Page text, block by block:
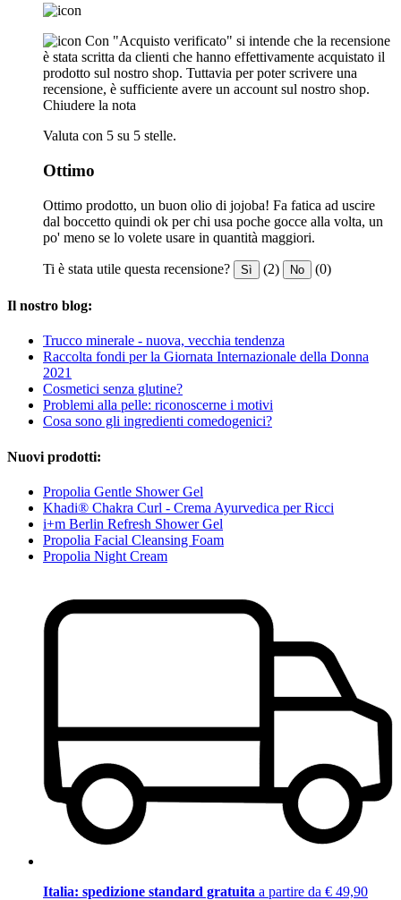
Con "Acquisto verificato" si intende che la recensione
è stata scritta da clienti che hanno effettivamente acquistato il
prodotto sul nostro shop. Tuttavia per poter scrivere una
recensione, è sufficiente avere un account sul nostro shop.
Chiudere la nota
Valuta con 5 su 5 stelle.
Ottimo
Ottimo prodotto, un buon olio di jojoba! Fa fatica ad uscire
dal boccetto quindi ok per chi usa poche gocce alla volta, un
po' meno se lo volete usare in quantità maggiori.
Ti è stata utile questa recensione? Sì (2) No (0)
Il nostro blog:
Trucco minerale - nuova, vecchia tendenza
Raccolta fondi per la Giornata Internazionale della Donna
2021
Cosmetici senza glutine?
Problemi alla pelle: riconoscerne i motivi
Cosa sono gli ingredienti comedogenici?
Nuovi prodotti:
Propolia Gentle Shower Gel
Khadi® Chakra Curl - Crema Ayurvedica per Ricci
i+m Berlin Refresh Shower Gel
Propolia Facial Cleansing Foam
Propolia Night Cream
Italia: spedizione standard gratuita a partire da € 49,90